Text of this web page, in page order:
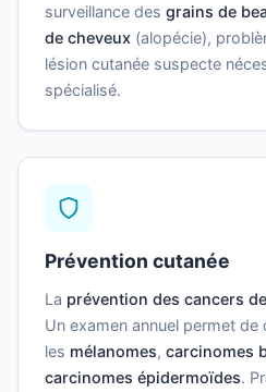
surveillance des grains de
de cheveux (alopécie),
lésion cutanée suspecte
spécialisé.
Prévention cutanée
La prévention des cancers
Un examen annuel permet
les mélanomes, carcinomes
carcinomes épidermoïdes.